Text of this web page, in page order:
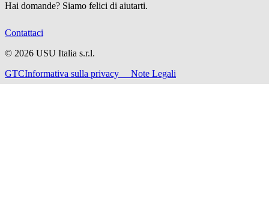
Hai domande? Siamo felici di aiutarti.
Contattaci
© 2026 USU Italia s.r.l.
GTCInformativa sulla privacy Note Legali